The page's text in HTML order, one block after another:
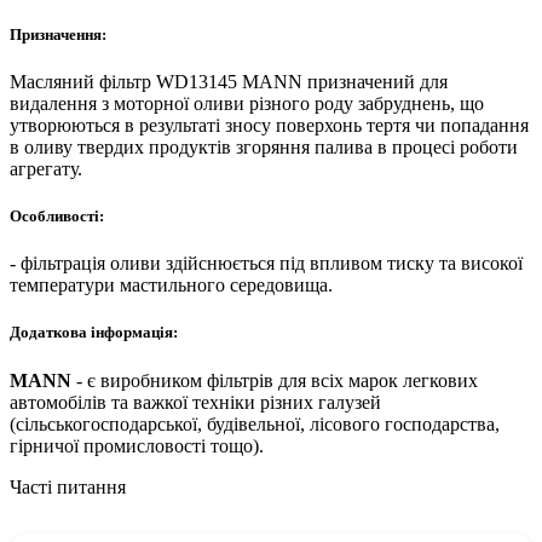
Призначення:
Масляний фільтр WD13145 MANN призначений для
видалення з моторної оливи різного роду забруднень, що
утворюються в результаті зносу поверхонь тертя чи попадання
в оливу твердих продуктів згоряння палива в процесі роботи
агрегату.
Особливості:
- фільтрація оливи здійснюється під впливом тиску та високої
температури мастильного середовища.
Додаткова інформація:
MANN - є виробником фільтрів для всіх марок легкових
автомобілів та важкої техніки різних галузей
(сільськогосподарської, будівельної, лісового господарства,
гірничої промисловості тощо).
Часті питання